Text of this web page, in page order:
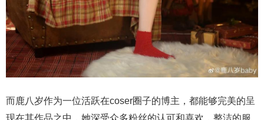
而鹿八岁作为一位活跃在coser圈子的博主，都能够完美的呈
现在其作品之中，她深受众多粉丝的认可和喜欢，整洁的服